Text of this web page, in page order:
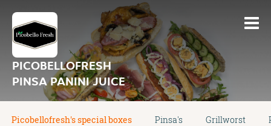
PICOBELLOFRESH
PINSA PANINI JUICE
Picobellofresh's special boxes Pinsa's Grillworst